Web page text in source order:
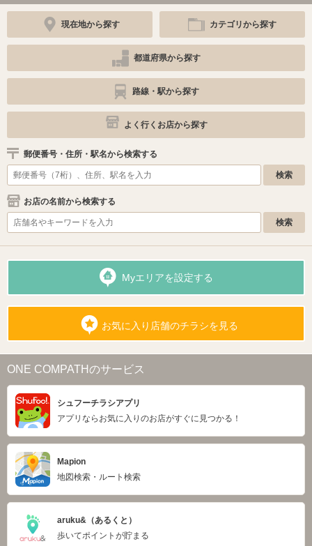
現在地から探す カテゴリから探す
都道府県から探す
路線・駅から探す
よく行くお店から探す
郵便番号・住所・駅名から検索する
お店の名前から検索する
Myエリアを設定する
お気に入り店舗のチラシを見る
ONE COMPATHのサービス
シュフーチラシアプリ
アプリならお気に入りのお店がすぐに見つかる！
Mapion
地図検索・ルート検索
aruku&（あるくと）
歩いてポイントが貯まる